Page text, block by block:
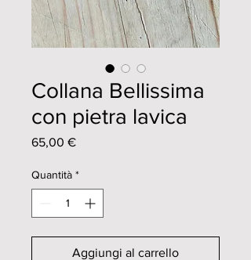
Collana Bellissima
con pietra lavica
65,00 €Prezzo
Quantità *
Aggiungi al carrello